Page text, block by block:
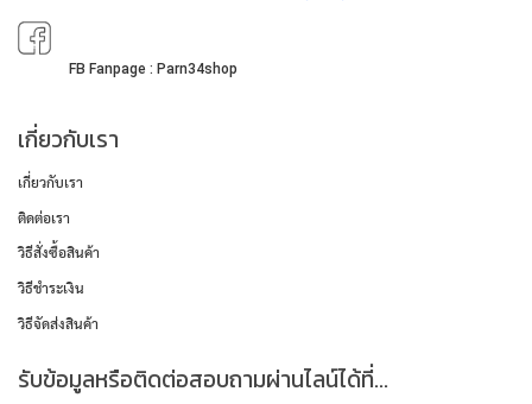
FB Fanpage : Parn34shop
เกี่ยวกับเรา
เกี่ยวกับเรา
ติดต่อเรา
วิธีสั่งซื้อสินค้า
วิธีชำระเงิน
วิธีจัดส่งสินค้า
รับข้อมูลหรือติดต่อสอบถามผ่านไลน์ได้ที่...